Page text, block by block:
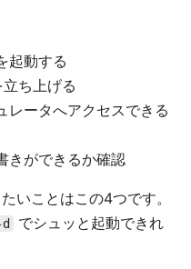
起動する
ち上げる
ータへアクセスできる
きができるか確認
いことはこの4つです。
でシュッと起動できれ